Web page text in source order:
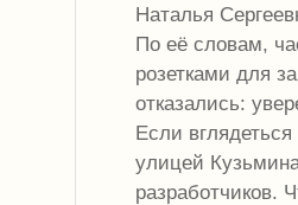
Наталья
По её словам,
розетками для
отказались:
Если
улицей
разработчиков.